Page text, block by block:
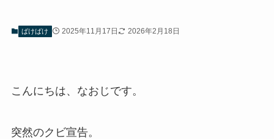
ばけばけ 2025年11月17日 2026年2月18日
こんにちは、なおじです。
突然のクビ宣告。